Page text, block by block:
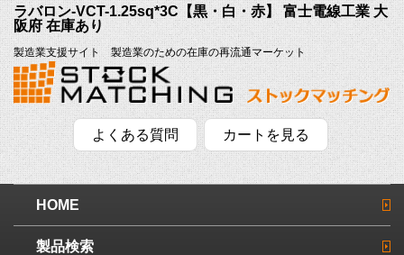
ラバロン-VCT-1.25sq*3C【黒・白・赤】 富士電線工業 大
阪府 在庫あり
製造業支援サイト 製造業のための在庫の再流通マーケット
よくある質問 カートを見る
HOME
製品検索